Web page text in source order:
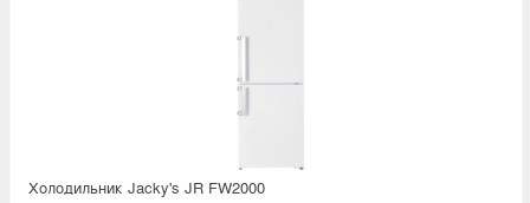
Холодильник Jacky's JR FW2000